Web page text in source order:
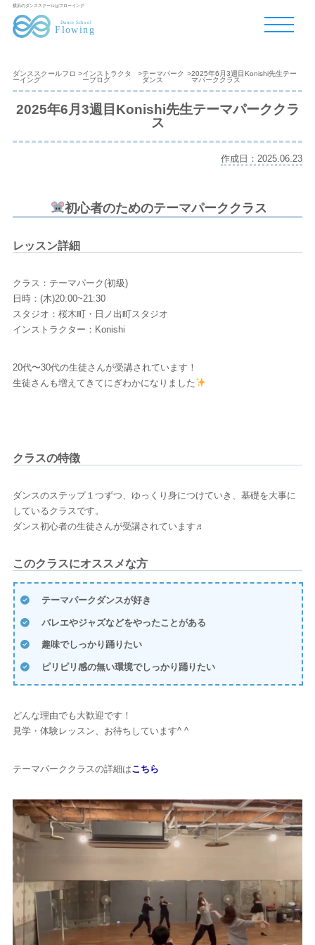
横浜のダンススクールはフローイング
ダンススクールフロ
ーイング
>インストラクタ
ーブログ
>テーマパーク
ダンス
>2025年6月3週目Konishi先生テー
マパーククラス
2025年6月3週目Konishi先生テーマパーククラ
ス
作成日：2025.06.23
初心者のためのテーマパーククラス
レッスン詳細
クラス：テーマパーク(初級)
日時：(木)20:00~21:30
スタジオ：桜木町・日ノ出町スタジオ
インストラクター：Konishi
20代〜30代の生徒さんが受講されています！
生徒さんも増えてきてにぎわかになりました
クラスの特徴
ダンスのステップ１つずつ、ゆっくり身につけていき、基礎を大事に
しているクラスです。
ダンス初心者の生徒さんが受講されています♬
このクラスにオススメな方
テーマパークダンスが好き
バレエやジャズなどをやったことがある
趣味でしっかり踊りたい
ピリピリ感の無い環境でしっかり踊りたい
どんな理由でも大歓迎です！
見学・体験レッスン、お待ちしています^ ^
テーマパーククラスの詳細はこちら